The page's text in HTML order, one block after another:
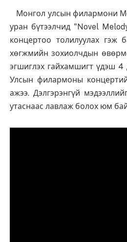
Монгол улсын филармони
уран бүтээлчид "Novel
концертоо толилуулах гэж
хөгжмийн зохиолчдын
эгшиглэх гайхамшигт үдэш 4
Улсын филармоны
ажээ. Дэлгэрэнгүй
утаснаас лавлаж болох юм